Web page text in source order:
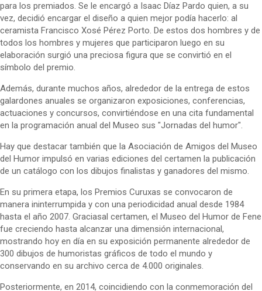
para los premiados. Se le encargó a Isaac Díaz Pardo quien, a su
vez, decidió encargar el diseño a quien mejor podía hacerlo: al
ceramista Francisco Xosé Pérez Porto. De estos dos hombres y de
todos los hombres y mujeres que participaron luego en su
elaboración surgió una preciosa figura que se convirtió en el
símbolo del premio.
Además, durante muchos años, alrededor de la entrega de estos
galardones anuales se organizaron exposiciones, conferencias,
actuaciones y concursos, convirtiéndose en una cita fundamental
en la programación anual del Museo sus "Jornadas del humor".
Hay que destacar también que la Asociación de Amigos del Museo
del Humor impulsó en varias ediciones del certamen la publicación
de un catálogo con los dibujos finalistas y ganadores del mismo.
En su primera etapa, los Premios Curuxas se convocaron de
manera ininterrumpida y con una periodicidad anual desde 1984
hasta el año 2007. Graciasal certamen, el Museo del Humor de Fene
fue creciendo hasta alcanzar una dimensión internacional,
mostrando hoy en día en su exposición permanente alrededor de
300 dibujos de humoristas gráficos de todo el mundo y
conservando en su archivo cerca de 4.000 originales.
Posteriormente, en 2014, coincidiendo con la conmemoración del